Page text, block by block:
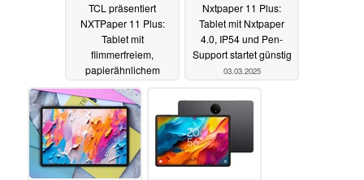
TCL präsentiert
NXTPaper 11 Plus:
Tablet mit
flimmerfreiem,
papierähnlichem
Display zur
Reduzierung von
Kopfschmerzen und
Augenbelastung
01.07.2025
Nxtpaper 11 Plus:
Tablet mit Nxtpaper
4.0, IP54 und Pen-
Support startet günstig
03.03.2025